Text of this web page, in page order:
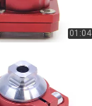
01:04